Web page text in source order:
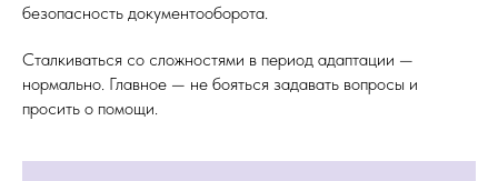
безопасность документооборота.
Сталкиваться со сложностями в период адаптации —
нормально. Главное — не бояться задавать вопросы и
просить о помощи.